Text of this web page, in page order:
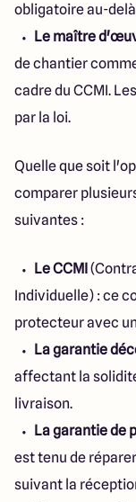
obligatoire au-delà
Le maître
de chantier
cadre du CCMI.
par la loi.
Quelle que soit
comparer
suivantes :
Le CCMI
Individuelle) : ce
protecteur avec
La garantie
affectant la
livraison.
La garantie de
est tenu de
suivant la